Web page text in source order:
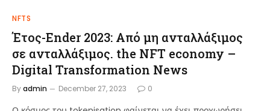
NFTS
Έτος-Ender 2023: Από μη ανταλλάξιμος
σε ανταλλάξιμος. the NFT economy –
Digital Transformation News
Byadmin December 27, 2023 0